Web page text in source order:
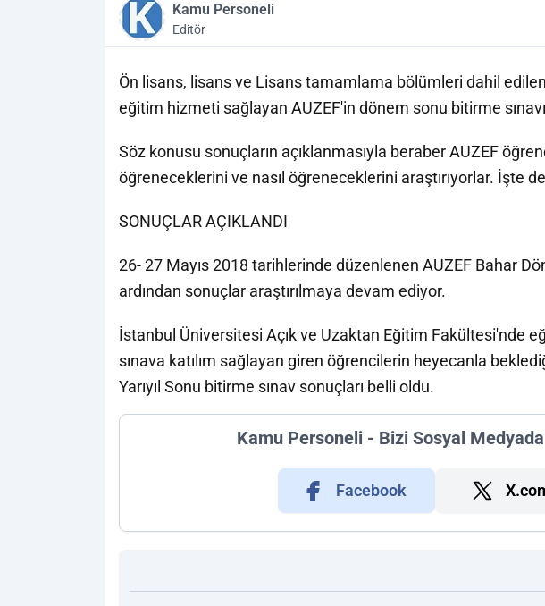
Kamu Personeli
Editör
Ön lisans, lisans ve Lisans tamamlama bölümleri dahil
eğitim hizmeti sağlayan AUZEF'in dönem sonu bitirme
Söz konusu sonuçların açıklanmasıyla beraber AUZEF
öğreneceklerini ve nasıl öğreneceklerini araştırıyorlar. İşte
SONUÇLAR AÇIKLANDI
26- 27 Mayıs 2018 tarihlerinde düzenlenen AUZEF Bahar
ardından sonuçlar araştırılmaya devam ediyor.
İstanbul Üniversitesi Açık ve Uzaktan Eğitim Fakültesi'nde
sınava katılım sağlayan giren öğrencilerin heyecanla
Yarıyıl Sonu bitirme sınav sonuçları belli oldu.
Kamu Personeli - Bizi Sosyal
Facebook